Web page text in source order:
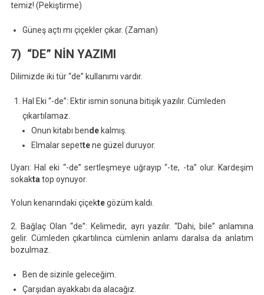
temiz! (Pekiştirme)
Güneş açtı mı çiçekler çıkar. (Zaman)
7) “DE” NİN YAZIMI
Dilimizde iki tür “de” kullanımı vardır.
Hal Eki “-de”: Ektir ismin sonuna bitişik yazılır. Cümleden
çıkartılamaz.
Onun kitabı bende kalmış.
Elmalar sepettene güzel duruyor.
Uyarı: Hal eki “-de” sertleşmeye uğrayıp “-te, -ta” olur. Kardeşim
sokakta top oynuyor.
Yolun kenarındaki çiçektegözüm kaldı.
2. Bağlaç Olan “de”: Kelimedir, ayrı yazılır. “Dahi, bile” anlamına
gelir. Cümleden çıkartılınca cümlenin anlamı daralsa da anlatım
bozulmaz.
Ben de sizinle geleceğim.
Çarşıdan ayakkabı da alacağız.